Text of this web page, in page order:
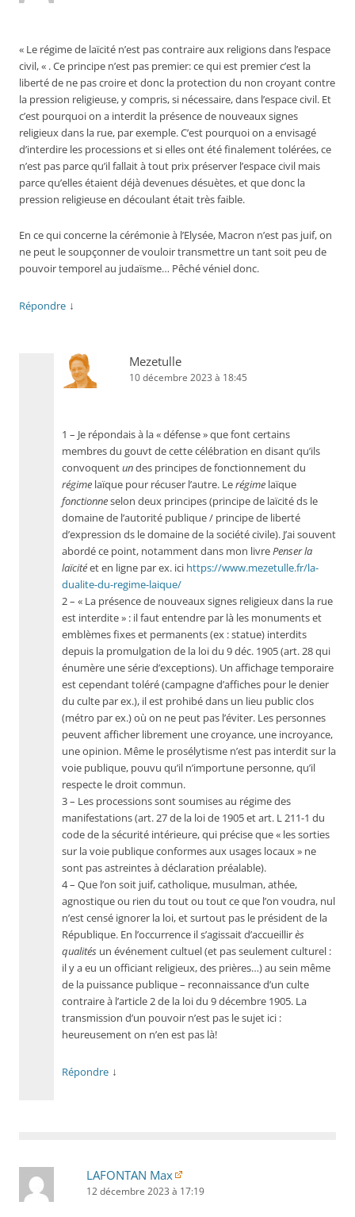
« Le régime de laïcité n’est pas contraire aux religions dans l’espace
civil, « . Ce principe n’est pas premier: ce qui est premier c’est la
liberté de ne pas croire et donc la protection du non croyant contre
la pression religieuse, y compris, si nécessaire, dans l’espace civil. Et
c’est pourquoi on a interdit la présence de nouveaux signes
religieux dans la rue, par exemple. C’est pourquoi on a envisagé
d’interdire les processions et si elles ont été finalement tolérées, ce
n’est pas parce qu’il fallait à tout prix préserver l’espace civil mais
parce qu’elles étaient déjà devenues désuètes, et que donc la
pression religieuse en découlant était très faible.
En ce qui concerne la cérémonie à l’Elysée, Macron n’est pas juif, on
ne peut le soupçonner de vouloir transmettre un tant soit peu de
pouvoir temporel au judaïsme… Pêché véniel donc.
Répondre ↓
Mezetulle
10 décembre 2023 à 18:45
1 – Je répondais à la « défense » que font certains
membres du gouvt de cette célébration en disant qu’ils
convoquentundes principes de fonctionnement du
régime laïque pour récuser l’autre. Lerégime laïque
fonctionneselon deux principes (principe de laïcité ds le
domaine de l’autorité publique / principe de liberté
d’expression ds le domaine de la société civile). J’ai souvent
abordé ce point, notamment dans mon livrePenser la
laïcitéet en ligne par ex. ici https://www.mezetulle.fr/la-
dualite-du-regime-laique/
2 – « La présence de nouveaux signes religieux dans la rue
est interdite » : il faut entendre par là les monuments et
emblèmes fixes et permanents (ex : statue) interdits
depuis la promulgation de la loi du 9 déc. 1905 (art. 28 qui
énumère une série d’exceptions). Un affichage temporaire
est cependant toléré (campagne d’affiches pour le denier
du culte par ex.), il est prohibé dans un lieu public clos
(métro par ex.) où on ne peut pas l’éviter. Les personnes
peuvent afficher librement une croyance, une incroyance,
une opinion. Même le prosélytisme n’est pas interdit sur la
voie publique, pouvu qu’il n’importune personne, qu’il
respecte le droit commun.
3 – Les processions sont soumises au régime des
manifestations (art. 27 de la loi de 1905 et art. L 211-1 du
code de la sécurité intérieure, qui précise que « les sorties
sur la voie publique conformes aux usages locaux » ne
sont pas astreintes à déclaration préalable).
4 – Que l’on soit juif, catholique, musulman, athée,
agnostique ou rien du tout ou tout ce que l’on voudra, nul
n’est censé ignorer la loi, et surtout pas le président de la
République. En l’occurrence il s’agissait d’accueillirès
qualités un événement cultuel (et pas seulement culturel :
il y a eu un officiant religieux, des prières…) au sein même
de la puissance publique – reconnaissance d’un culte
contraire à l’article 2 de la loi du 9 décembre 1905. La
transmission d’un pouvoir n’est pas le sujet ici :
heureusement on n’en est pas là!
Répondre ↓
LAFONTAN Max
12 décembre 2023 à 17:19